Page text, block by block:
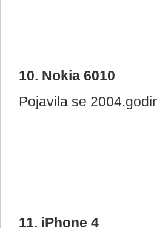
10. Nokia 6010
Pojavila se
11. iPhone 4